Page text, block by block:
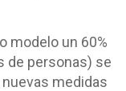
modelo un 60%
de personas) se
medidas